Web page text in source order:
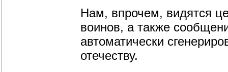
Нам, впрочем, видятся
воинов, а также
автоматически
отечеству.